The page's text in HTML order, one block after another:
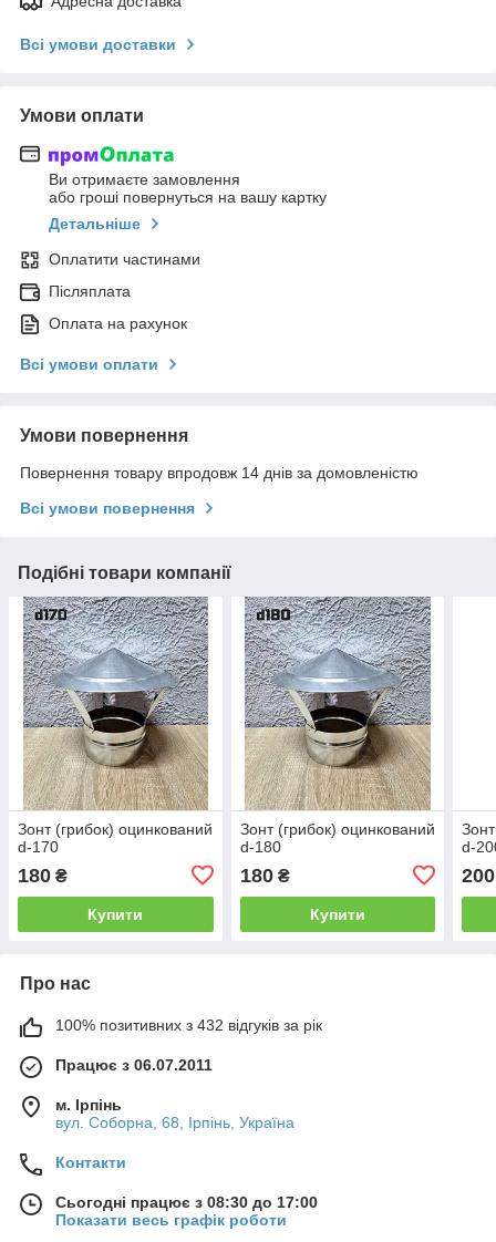
Всі умови доставки
Умови оплати
Ви отримаєте замовлення
або гроші повернуться на вашу картку
Детальніше
Оплатити частинами
Післяплата
Оплата на рахунок
Всі умови оплати
Умови повернення
Повернення товару впродовж 14 днів за домовленістю
Всі умови повернення
Подібні товари компанії
Зонт (грибок) оцинкований
d-170
180 ₴
Купити
Зонт (грибок) оцинкований
d-180
180₴
Купити
d-
200
Про нас
100% позитивних з 432 відгуків за рік
Працює з 06.07.2011
м. Ірпінь
вул. Соборна, 68, Ірпінь, Україна
Контакти
Сьогодні працює з 08:30 до 17:00
Показати весь графік роботи